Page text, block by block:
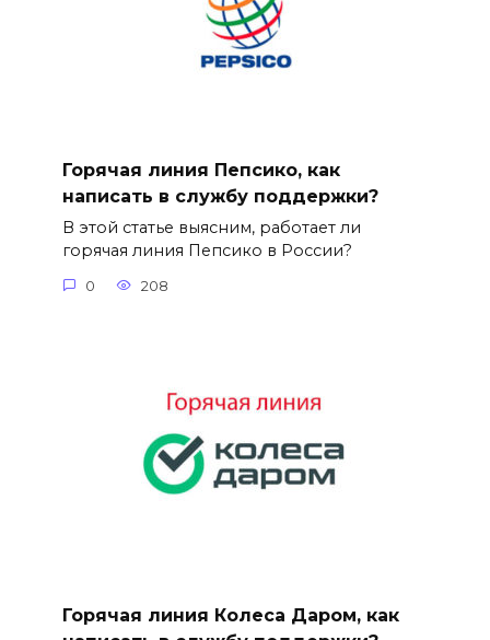
Горячая линия Пепсико, как
написать в службу поддержки?
В этой статье выясним, работает ли
горячая линия Пепсико в России?
0 208
Горячая линия Колеса Даром, как